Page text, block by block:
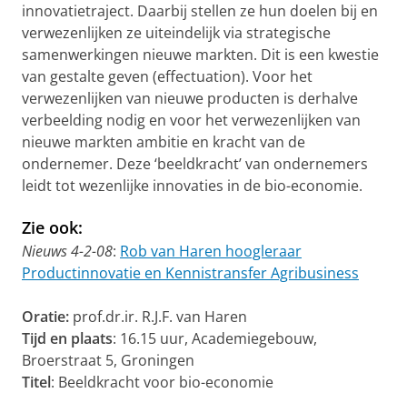
innovatietraject. Daarbij stellen ze hun doelen bij en
verwezenlijken ze uiteindelijk via strategische
samenwerkingen nieuwe markten. Dit is een kwestie
van gestalte geven (effectuation). Voor het
verwezenlijken van nieuwe producten is derhalve
verbeelding nodig en voor het verwezenlijken van
nieuwe markten ambitie en kracht van de
ondernemer. Deze ‘beeldkracht’ van ondernemers
leidt tot wezenlijke innovaties in de bio-economie.
Zie ook:
Nieuws 4-2-08: Rob van Haren hoogleraar
Productinnovatie en Kennistransfer Agribusiness
Oratie: prof.dr.ir. R.J.F. van Haren
Tijd en plaats: 16.15 uur, Academiegebouw,
Broerstraat 5, Groningen
Titel: Beeldkracht voor bio-economie